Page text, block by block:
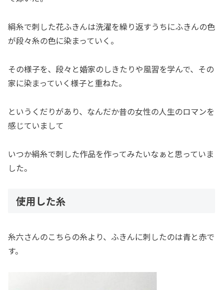
絹糸で刺した花ふきんは洗濯を繰り返すうちにふきんの色
が段々糸の色に染まっていく。
その様子を、段々と婚家のしきたりや風習を学んで、その
家に染まっていく様子と重ねた。
というくだりがあり、なんだか昔の女性の人生のロマンを
感じていまして
いつか絹糸で刺した作品を作ってみたいなぁと思っていま
した。
使用した糸
糸六さんのこちらの糸より、ふきんに刺したのは青と赤で
す。